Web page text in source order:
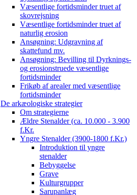
Væsentlige fortidsminder truet af
skovrejsning
Væsentlige fortidsminder truet af
naturlig erosion
Ansøgning: Udgravning af
skattefund mv.
Ansøgning: Bevilling til Dyrknings-
og erosionstruede væsentlige
fortidsminder
Frikøb af arealer med væsentlige
fortidsminder
De arkæologiske strategier
Om strategierne
Ældre Stenalder (ca. 10.000 - 3.900
f.Kr.
Yngre Stenalder (3900-1800 f.Kr.)
Introduktion til yngre
stenalder
Bebyggelse
Grave
Kulturgrupper
Sarupanlæg